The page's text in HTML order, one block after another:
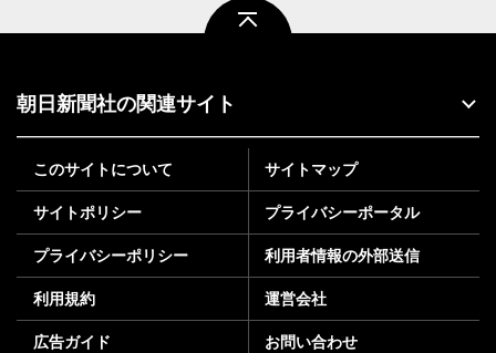
朝日新聞社の関連サイト
このサイトについて サイトマップ
サイトポリシー プライバシーポータル
プライバシーポリシー 利用者情報の外部送信
利用規約 運営会社
広告ガイド お問い合わせ